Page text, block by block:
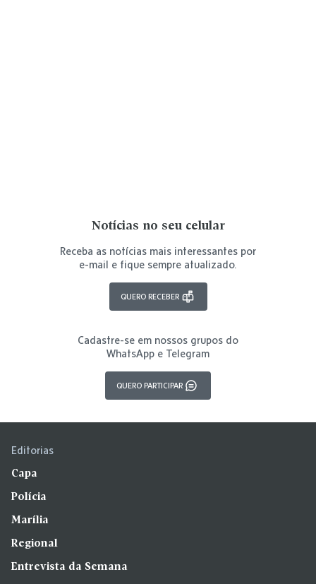
Notícias no seu celular
Receba as notícias mais interessantes por
e-mail e fique sempre atualizado.
QUERO RECEBER
Cadastre-se em nossos grupos do
WhatsApp e Telegram
QUERO PARTICIPAR
Editorias
Capa
Polícia
Marília
Regional
Entrevista da Semana